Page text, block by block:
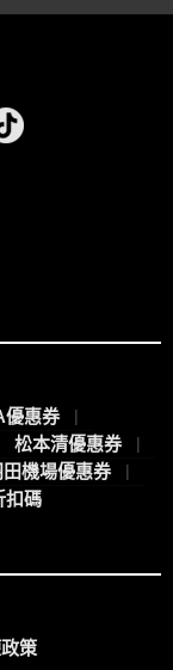
優惠券
松本清優惠券
田機場優惠券
扣碼
策